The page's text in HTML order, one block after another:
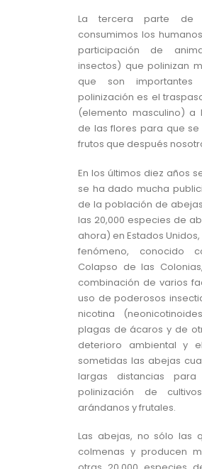
La tercera parte de
consumimos los
participación de
insectos) que polinizan
que son importantes
polinización es el
(elemento masculino) a
de las flores para que
frutos que después
En los últimos diez años
se ha dado mucha
de la población de
las 20,000 especies de
ahora) en Estados
fenómeno, conocido
Colapso de las
combinación de varios
uso de poderosos
nicotina
plagas de ácaros y de
deterioro ambiental y
sometidas las abejas
largas distancias
polinización de
arándanos y frutales.
Las abejas, no sólo las
colmenas y producen